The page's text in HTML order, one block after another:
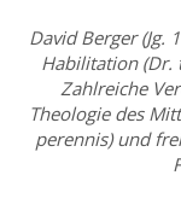
David Berger (Jg.
Habilitation (Dr.
Zahlreiche
Theologie des
perennis) und